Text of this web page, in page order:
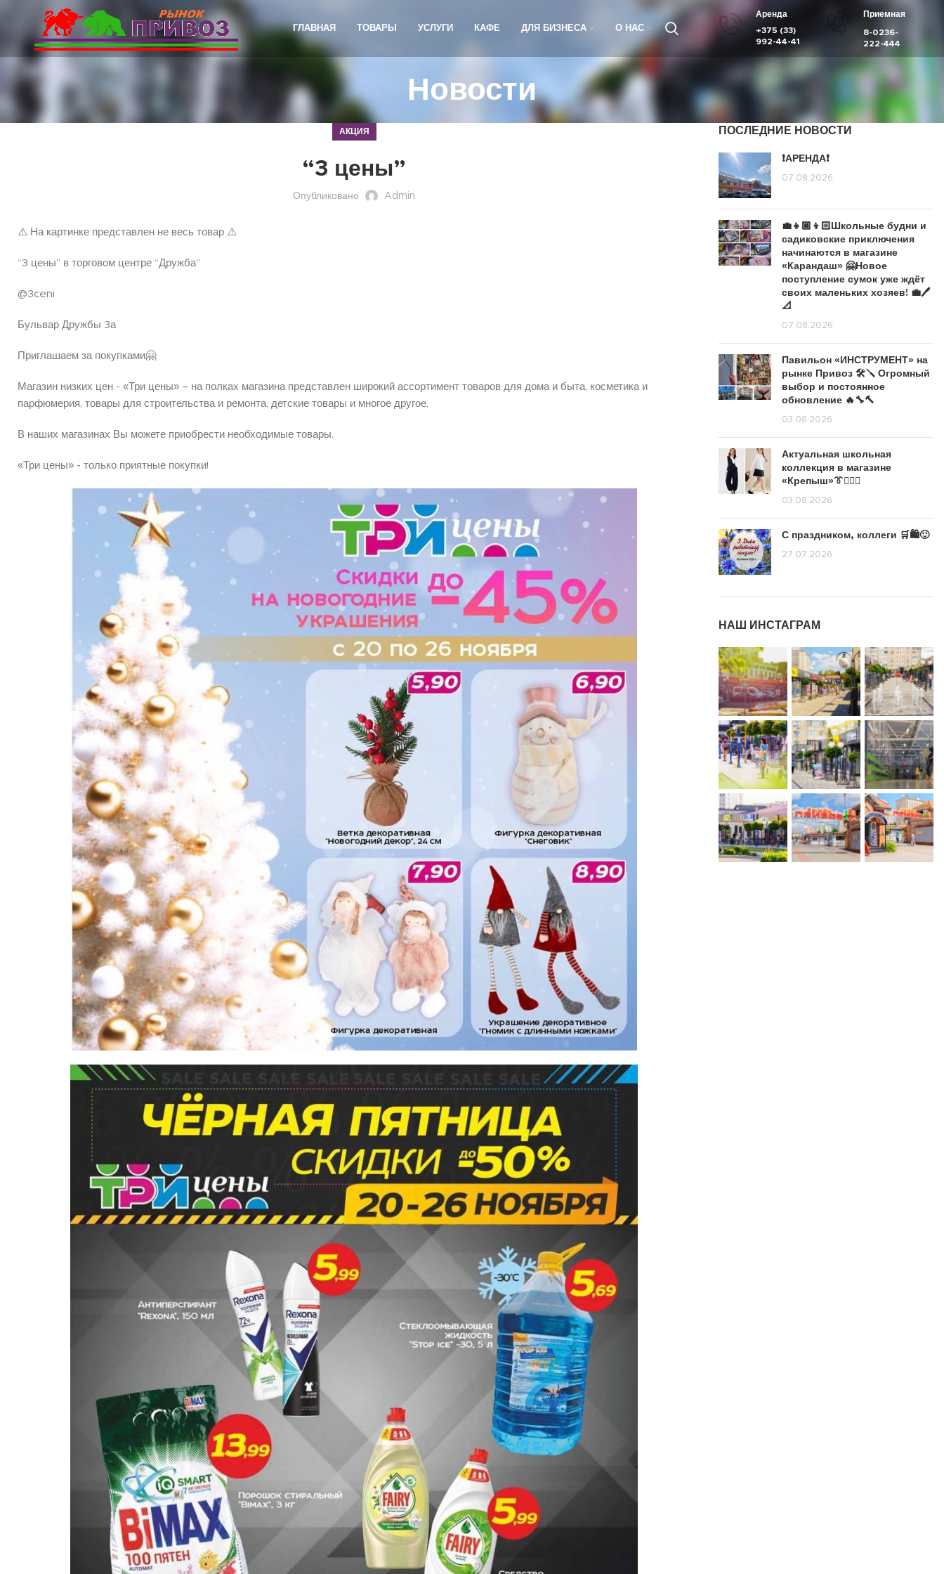
ГЛАВНАЯ ТОВАРЫ УСЛУГИ КАФЕ ДЛЯ БИЗНЕСА О НАС
Аренда
+375 (33)
992-44-41
Приемная
8-0236-
222-444
Новости
АКЦИЯ
“3 цены”
Опубликовано Admin
⚠️ На картинке представлен не весь товар ⚠️
“3 цены” в торговом центре “Дружба”
@3ceni
Бульвар Дружбы 3а
Приглашаем за покупками🤗
Магазин низких цен - «Три цены» – на полках магазина представлен широкий ассортимент товаров для дома и быта, косметика и
парфюмерия, товары для строительства и ремонта, детские товары и многое другое.
В наших магазинах Вы можете приобрести необходимые товары.
«Три цены» - только приятные покупки!
ПОСЛЕДНИЕ НОВОСТИ
❗️АРЕНДА❗️
07.08.2026
💼👧🏼👦🏻Школьные будни и
садиковские приключения
начинаются в магазине
«Карандаш» 🤗Новое
поступление сумок уже ждёт
своих маленьких хозяев! 💼🖊️
📐
07.08.2026
Павильон «ИНСТРУМЕНТ» на
рынке Привоз 🛠️🪛 Огромный
выбор и постоянное
обновление 🔥🔧🔨
03.08.2026
Актуальная школьная
коллекция в магазине
«Крепыш»👔🙋🏽‍♀️
03.08.2026
С праздником, коллеги 🛒🛍️🙂
27.07.2026
НАШ ИНСТАГРАМ